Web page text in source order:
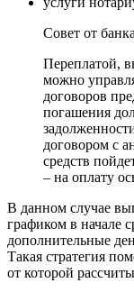
Совет от
Переплатой,
можно
договоров
погашения
договором с
средств
– на оплату
В данном случае
графиком в начале
дополнительные
Такая стратегия
от которой